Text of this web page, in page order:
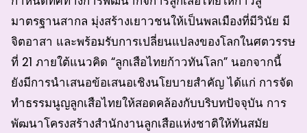
มาตรฐานสากล มุ่งสร้างเยาวชนให้เป็นพลเมืองที่มีวินัย มี
จิตอาสา และพร้อมรับการเปลี่ยนแปลงของโลกในศตวรรษ
ที่ 21 ภายใต้แนวคิด “ลูกเสือไทยก้าวทันโลก” นอกจากนี้
ยังมีการนำเสนอข้อเสนอเชิงนโยบายสำคัญ ได้แก่ การจัด
ทำธรรมนูญลูกเสือไทยให้สอดคล้องกับบริบทปัจจุบัน การ
พัฒนาโครงสร้างสำนักงานลูกเสือแห่งชาติให้ทันสมัย